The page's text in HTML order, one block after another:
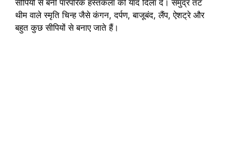
सीपियों से बनी पारंपरिक हस्तकला की याद दिला दे। समुद्र तट
थीम वाले स्मृति चिन्ह जैसे कंगन, दर्पण, बाजूबंद, लैंप, ऐशट्रे और
बहुत कुछ सीपियों से बनाए जाते हैं।